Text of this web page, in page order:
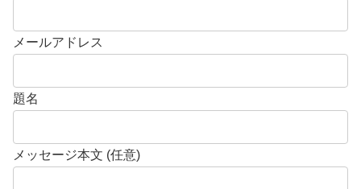
メールアドレス
題名
メッセージ本文 (任意)